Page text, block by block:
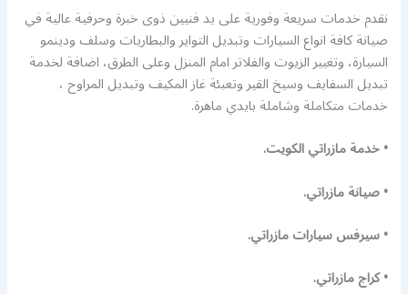
نقدم خدمات سريعة وفورية على يد فنيين ذوى خبرة وحرفية عالية في
صيانة كافة انواع السيارات وتبديل التواير والبطاريات وسلف ودينمو
السيارة، وتغيير الزيوت والفلاتر امام المنزل وعلى الطرق، اضافة لخدمة
تبديل السفايف وسيخ القير وتعبئة غاز المكيف وتبديل المراوح ،
خدمات متكاملة وشاملة بايدي ماهرة.
• خدمة مازراتي الكويت.
• صيانة مازراتي.
• سيرفس سيارات مازراتي.
• كراج مازراتي.